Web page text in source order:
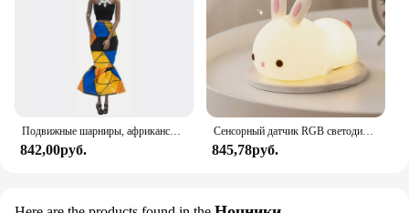
Подвижные шарниры, африканская черная кукла для американских кукол, аксессуары, тело Nudy с одеждой для Барби, игрушка для девочки, ролевая детская игрушка, подарок
842,00руб.
Сенсорный датчик RGB светодиодный ночник с кроликом, 16 цветов, USB перезаряжаемая силиконовая лампа в виде кролика для детей, детские игрушки, подарок на фестиваль
845,78руб.